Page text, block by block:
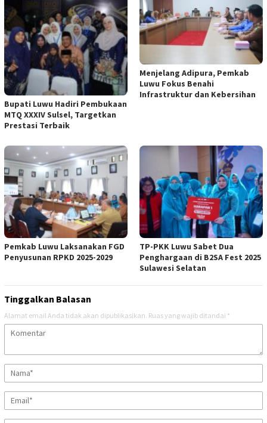
Bupati Luwu Hadiri Pembukaan
MTQ XXXIV Sulsel, Targetkan
Prestasi Terbaik
Menjelang Adipura, Pemkab
Luwu Fokus Benahi
Infrastruktur dan Kebersihan
Pemkab Luwu Laksanakan FGD
Penyusunan RPKD 2025-2029
TP-PKK Luwu Sabet Dua
Penghargaan di B2SA Fest 2025
Sulawesi Selatan
Tinggalkan Balasan
Alamat email Anda tidak akan dipublikasikan. Ruas yang wajib ditandai *